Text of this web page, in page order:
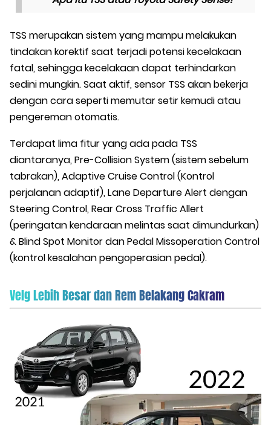
TSS merupakan sistem yang mampu melakukan
tindakan korektif saat terjadi potensi kecelakaan
fatal, sehingga kecelakaan dapat terhindarkan
sedini mungkin. Saat aktif, sensor TSS akan bekerja
dengan cara seperti memutar setir kemudi atau
pengereman otomatis.
Terdapat lima fitur yang ada pada TSS
diantaranya, Pre-Collision System (sistem sebelum
tabrakan), Adaptive Cruise Control (Kontrol
perjalanan adaptif), Lane Departure Alert dengan
Steering Control, Rear Cross Traffic Allert
(peringatan kendaraan melintas saat dimundurkan)
& Blind Spot Monitor dan Pedal Missoperation Control
(kontrol kesalahan pengoperasian pedal).
Velg Lebih Besar dan Rem Belakang Cakram